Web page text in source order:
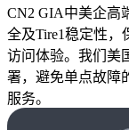
CN2 GIA中美企高
全及Tire1稳定性，
访问体验。我们美
署，避免单点故障
服务。